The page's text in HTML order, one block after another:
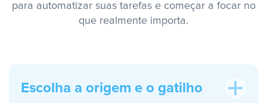
para automatizar suas tarefas e começar a focar no
que realmente importa.
Escolha a origem e o gatilho